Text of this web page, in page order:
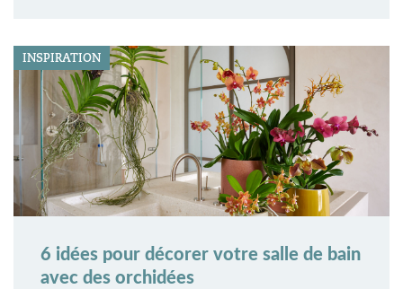
INSPIRATION
6 idées pour décorer votre salle de bain
avec des orchidées